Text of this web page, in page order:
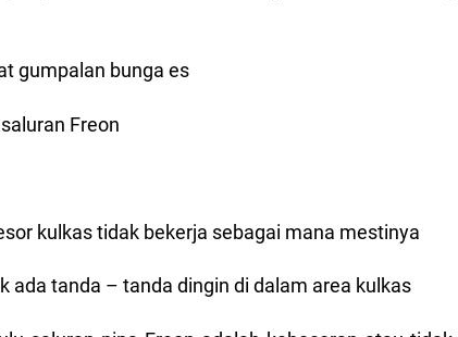
gumpalan bunga es
Freon
kulkas tidak bekerja sebagai mana mestinya
ada tanda – tanda dingin di dalam area kulkas